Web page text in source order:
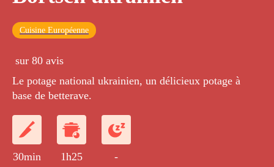
Cuisine Européenne
sur 80 avis
Le potage national ukrainien, un délicieux potage à
base de betterave.
30min 1h25 -